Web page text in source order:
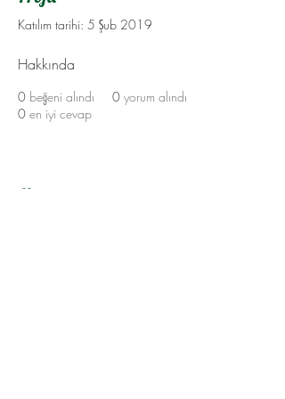
Katılım tarihi: 5 Şub 2019
Hakkında
0 beğeni alındı 0 yorum alındı
0 en iyi cevap
Hakkımda